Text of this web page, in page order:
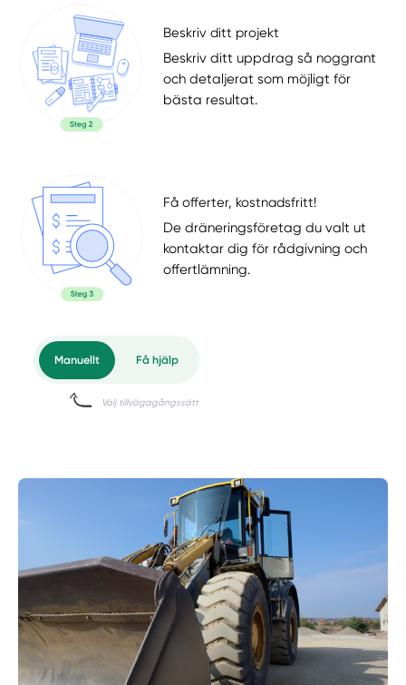
Beskriv ditt projekt
Beskriv ditt uppdrag så noggrant
och detaljerat som möjligt för
bästa resultat.
Få offerter, kostnadsfritt!
De dräneringsföretag du valt ut
kontaktar dig för rådgivning och
offertlämning.